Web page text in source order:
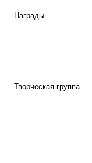
Награды
Творческая группа